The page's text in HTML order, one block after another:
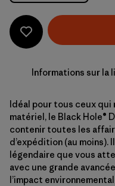
Informations sur la
Idéal pour tous ceux qui
matériel, le Black Hole®
contenir toutes les
d’expédition (au moins).
légendaire que vous
avec une grande
l’impact